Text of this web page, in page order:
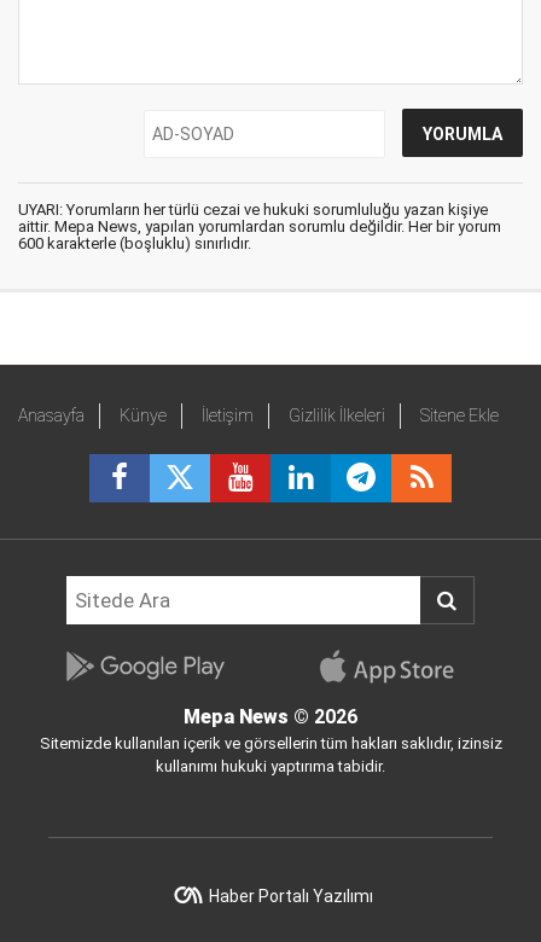
UYARI: Yorumların her türlü cezai ve hukuki sorumluluğu yazan kişiye
aittir. Mepa News, yapılan yorumlardan sorumlu değildir. Her bir yorum
600 karakterle (boşluklu) sınırlıdır.
Anasayfa Künye İletişim Gizlilik İlkeleri Sitene Ekle
Mepa News © 2026
Sitemizde kullanılan içerik ve görsellerin tüm hakları saklıdır, izinsiz
kullanımı hukuki yaptırıma tabidir.
Haber Portalı Yazılımı